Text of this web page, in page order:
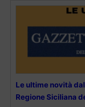
Le ultime novità
Regione Siciliana